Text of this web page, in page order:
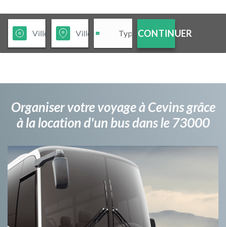
CONTINUER
Organiser votre voyage à Cevins grâce
à la location d'un bus dans le 73000